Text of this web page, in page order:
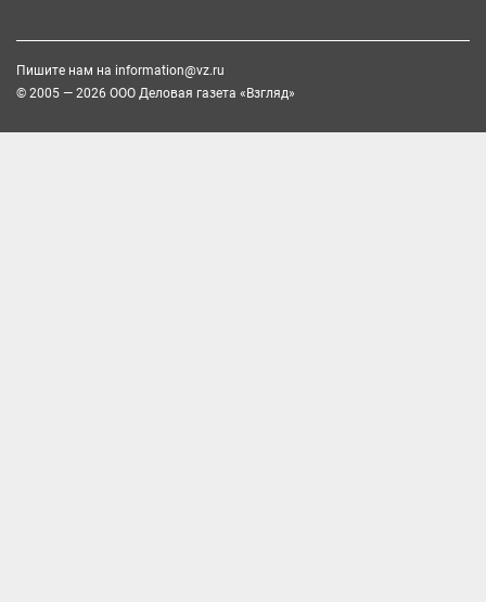
Пишите нам на information@vz.ru
© 2005 — 2026 ООО Деловая газета «Взгляд»